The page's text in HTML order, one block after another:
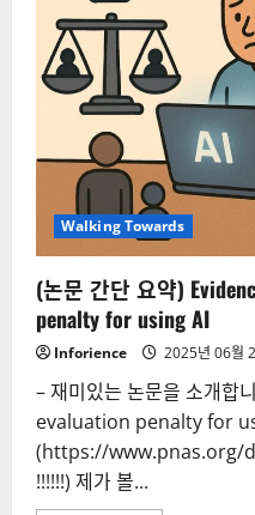
체
적
인
동
향
(data
ver.
20250709)
Walking Towards
(논문 간단 요약)
penalty for using AI
Inforience 2025년 06월
– 재미있는 논문을 소개
evaluation penalty for
(https://www.pnas.org/
!!!!!!) 제가 볼...